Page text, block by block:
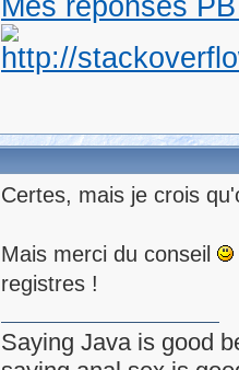
Mes réponses
Certes, mais je crois
Mais merci du conseil
registres !
Saying Java is good